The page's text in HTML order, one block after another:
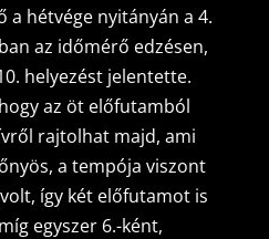
hétvége nyitányán a 4.
az időmérő edzésen,
helyezést jelentette.
az öt előfutamból
rajtolhat majd, ami
a tempója viszont
így két előfutamot is
egyszer 6.-ként,